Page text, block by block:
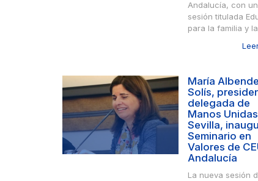
Andalucía, con
sesión titulada
para la familia y
María
Solís,
delegada de
Manos Unidas
Sevilla,
Seminario en
Valores de
Andalucía
La nueva sesión